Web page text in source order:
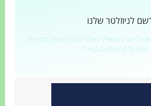
שלנו
מאשר/ת את תקנון האתר, מדיניות
פרסומיים במייל